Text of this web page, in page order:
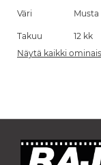
Väri Musta
Takuu
12 kk
Näytä kaikki